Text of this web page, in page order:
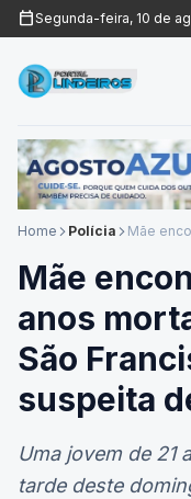
calendar_todaySegunda-feira, 10 de
Home arrow_forward_ios Polícia arrow_forward_ios
Mãe
anos
São
suspeita
Uma jovem de 21
tarde deste